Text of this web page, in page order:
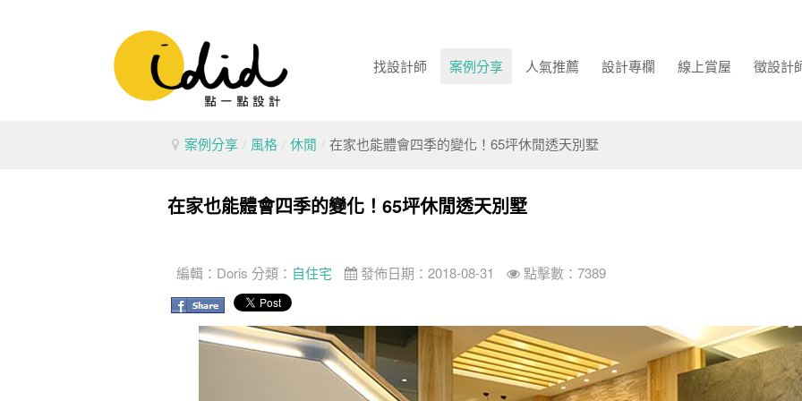
找設計師 案例分享 人氣推薦 設計專欄 線上賞屋 徵設計
案例分享 / 風格 / 休閒 / 在家也能體會四季的變化！65坪休閒透天別墅
在家也能體會四季的變化！65坪休閒透天別墅
編輯： Doris 分類： 自住宅 發佈日期：2018-08-31 點擊數：7389